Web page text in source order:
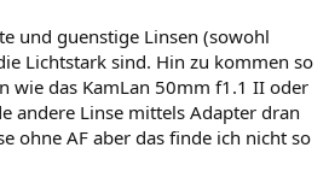
und guenstige Linsen (sowohl
Lichtstark sind. Hin zu kommen so
wie das KamLan 50mm f1.1 II oder
andere Linse mittels Adapter dran
ohne AF aber das finde ich nicht so